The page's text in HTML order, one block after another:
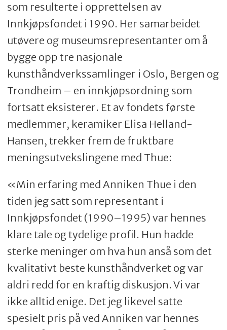
som resulterte i opprettelsen av
Innkjøpsfondet i 1990. Her samarbeidet
utøvere og museumsrepresentanter om å
bygge opp tre nasjonale
kunsthåndverkssamlinger i Oslo, Bergen og
Trondheim – en innkjøpsordning som
fortsatt eksisterer. Et av fondets første
medlemmer, keramiker Elisa Helland-
Hansen, trekker frem de fruktbare
meningsutvekslingene med Thue:
«Min erfaring med Anniken Thue i den
tiden jeg satt som representant i
Innkjøpsfondet (1990–1995) var hennes
klare tale og tydelige profil. Hun hadde
sterke meninger om hva hun anså som det
kvalitativt beste kunsthåndverket og var
aldri redd for en kraftig diskusjon. Vi var
ikke alltid enige. Det jeg likevel satte
spesielt pris på ved Anniken var hennes